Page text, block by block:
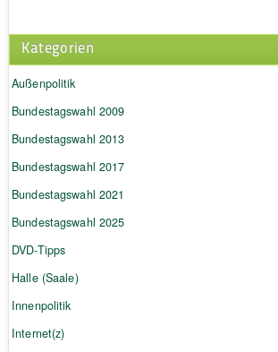
Kategorien
Außenpolitik
Bundestagswahl 2009
Bundestagswahl 2013
Bundestagswahl 2017
Bundestagswahl 2021
Bundestagswahl 2025
DVD-Tipps
Halle (Saale)
Innenpolitik
Internet(z)